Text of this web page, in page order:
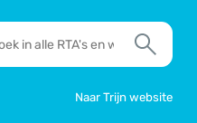
Zoek
Naar Trijn website